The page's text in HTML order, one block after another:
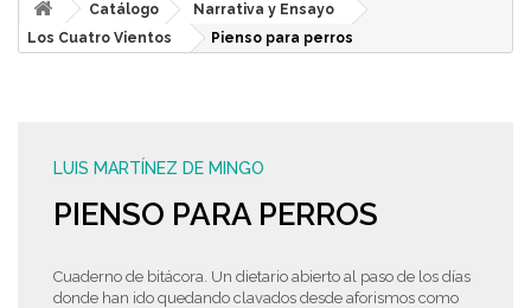
Catálogo
Narrativa y Ensayo
Los Cuatro Vientos
Pienso para perros
LUIS MARTÍNEZ DE MINGO
PIENSO PARA PERROS
Cuaderno de bitácora. Un dietario abierto al paso de los días
donde han ido quedando clavados desde aforismos como